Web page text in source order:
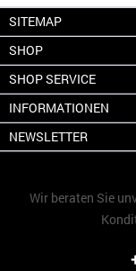
SITEMAP
SHOP
SHOP SERVICE
INFORMATIONEN
NEWSLETTER
Wir beraten Sie